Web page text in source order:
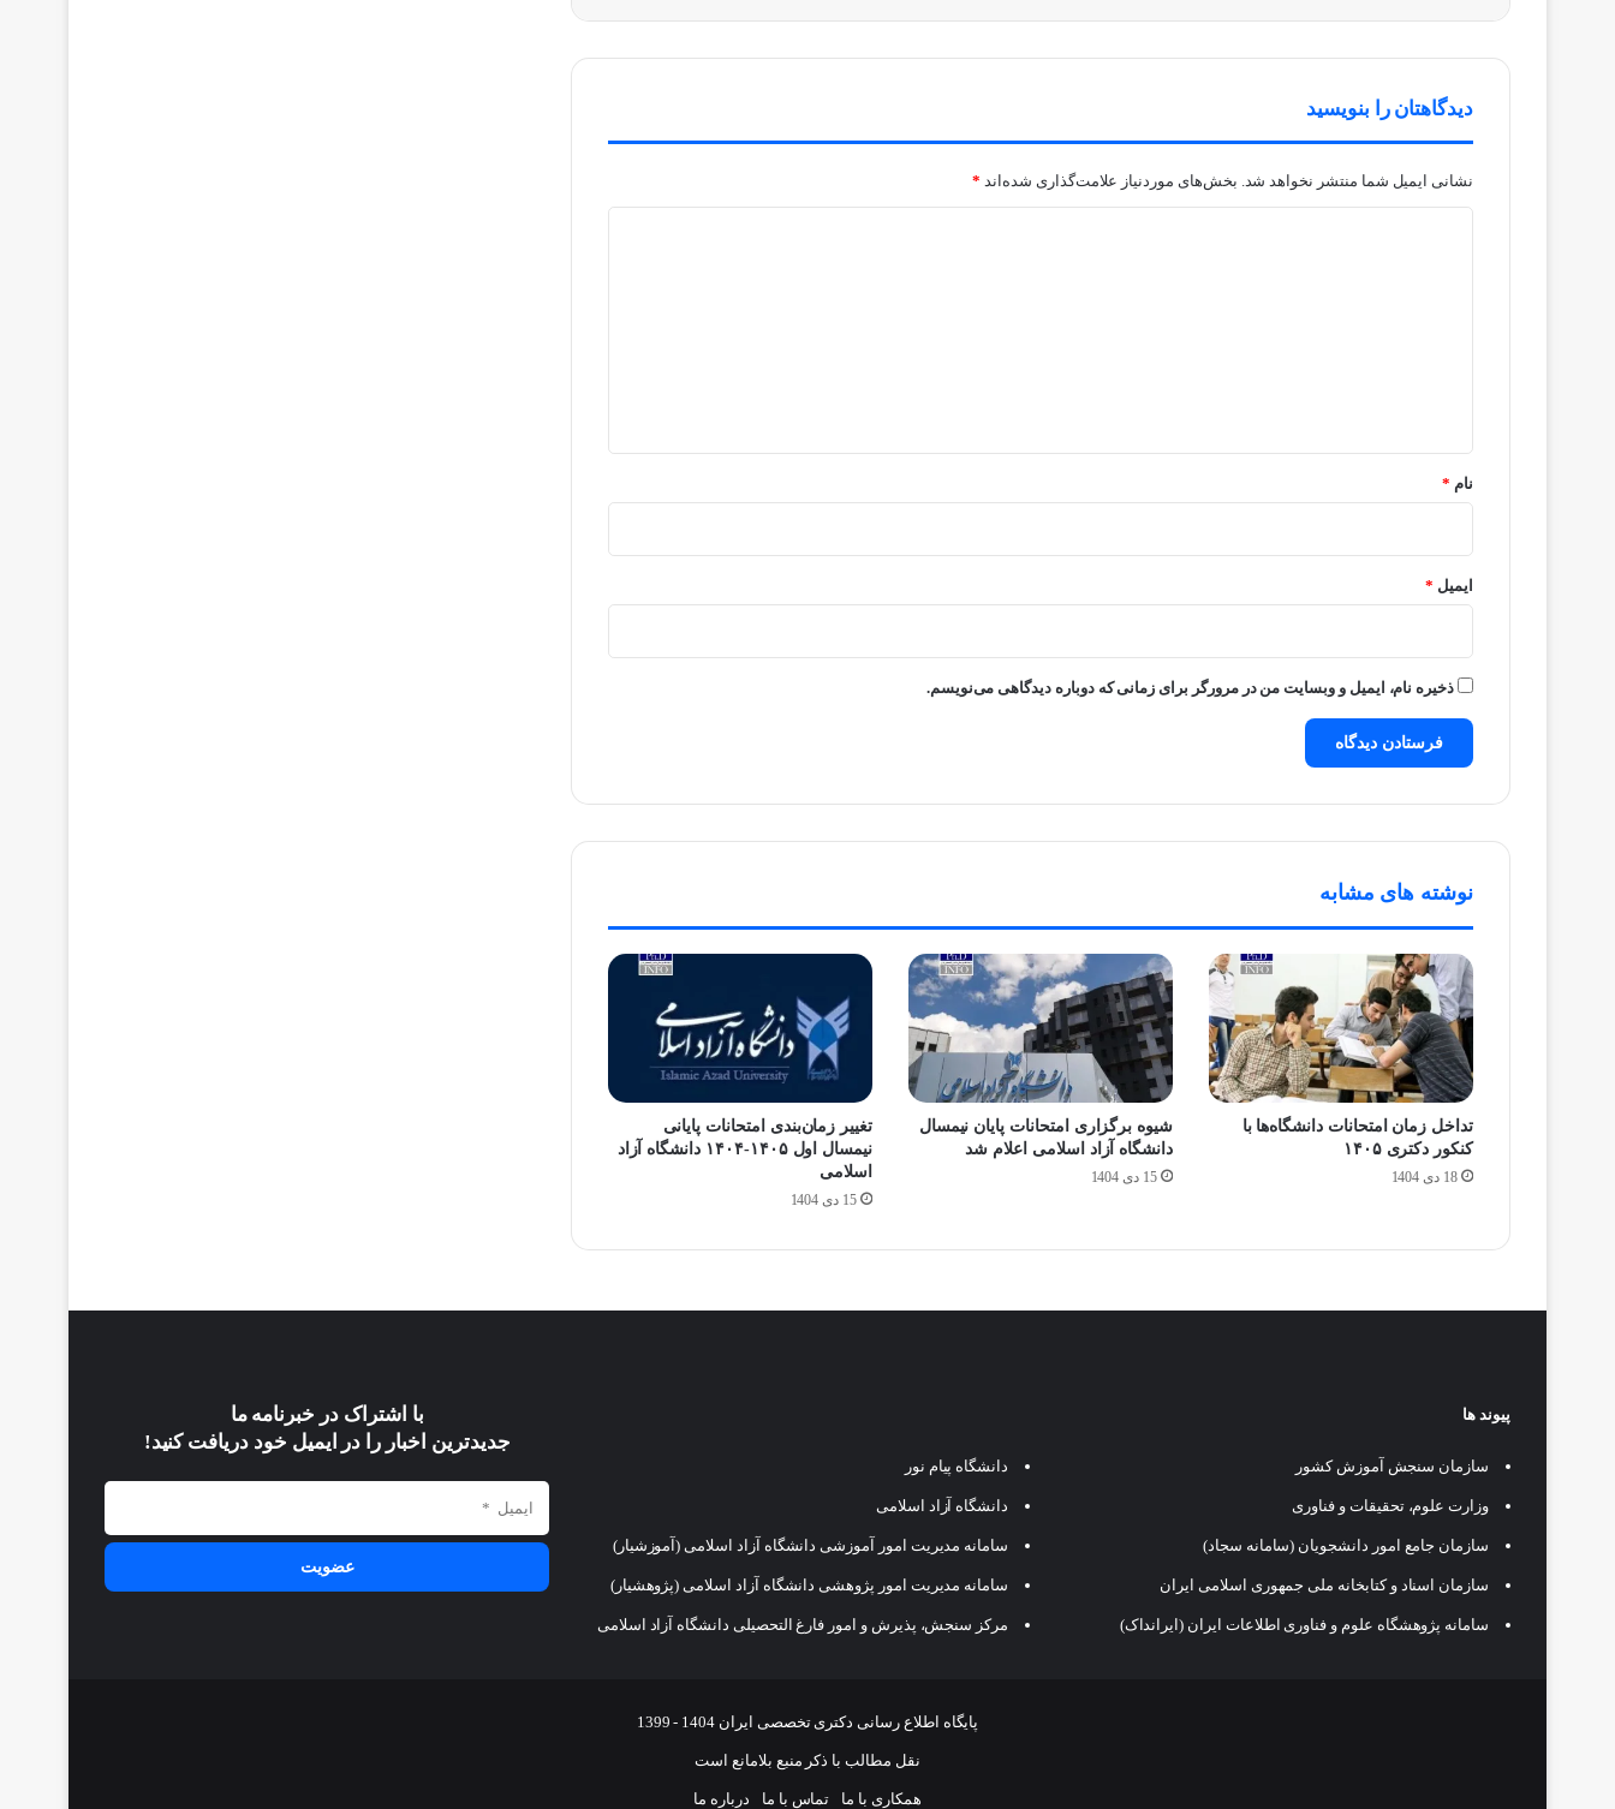
دیدگاهتان را بنویسید
نشانی ایمیل شما منتشر نخواهد شد. بخش‌های موردنیاز علامت‌گذاری شده‌اند *
نام *
ایمیل *
ذخیره نام، ایمیل و وبسایت من در مرورگر برای زمانی که دوباره دیدگاهی می‌نویسم.
نوشته های مشابه
تداخل زمان امتحانات دانشگاه‌ها با
کنکور دکتری ۱۴۰۵
18 دی 1404
شیوه برگزاری امتحانات پایان نیمسال
دانشگاه آزاد اسلامی اعلام شد
15 دی 1404
تغییر زمان‌بندی امتحانات پایانی
نیمسال اول ۱۴۰۵-۱۴۰۴ دانشگاه آزاد
اسلامی
15 دی 1404
پیوند ها
سازمان سنجش آموزش کشور
وزارت علوم، تحقیقات و فناوری
سازمان جامع امور دانشجویان (سامانه سجاد)
سازمان اسناد و کتابخانه ملی جمهوری اسلامی ایران
سامانه پژوهشگاه علوم و فناوری اطلاعات ایران (ایرانداک)
دانشگاه پیام نور
دانشگاه آزاد اسلامی
سامانه مدیریت امور آموزشی دانشگاه آزاد اسلامی (آموزشیار)
سامانه مدیریت امور پژوهشی دانشگاه آزاد اسلامی (پژوهشیار)
مرکز سنجش، پذیرش و امور فارغ التحصیلی دانشگاه آزاد اسلامی
با اشتراک در خبرنامه ما
جدیدترین اخبار را در ایمیل خود دریافت کنید!
پایگاه اطلاع رسانی دکتری تخصصی ایران 1404 - 1399
نقل مطالب با ذکر منبع بلامانع است
همکاری با ما تماس با ما درباره ما